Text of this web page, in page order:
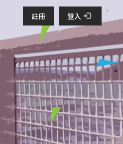
註冊 登入